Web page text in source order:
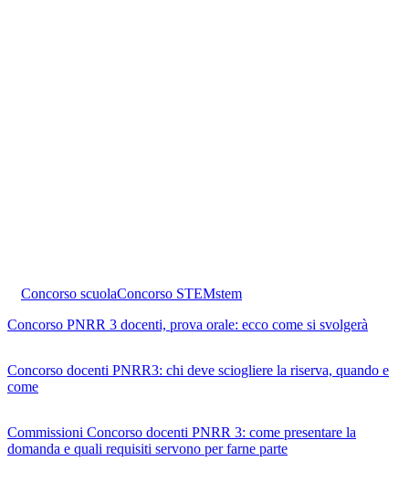
Concorso scuolaConcorso STEMstem
Concorso PNRR 3 docenti, prova orale: ecco come si svolgerà
Concorso docenti PNRR3: chi deve sciogliere la riserva, quando e
come
Commissioni Concorso docenti PNRR 3: come presentare la
domanda e quali requisiti servono per farne parte